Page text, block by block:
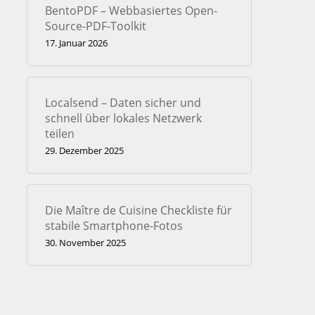
BentoPDF – Webbasiertes Open-
Source-PDF-Toolkit
17. Januar 2026
Localsend – Daten sicher und
schnell über lokales Netzwerk
teilen
29. Dezember 2025
Die Maître de Cuisine Checkliste für
stabile Smartphone-Fotos
30. November 2025